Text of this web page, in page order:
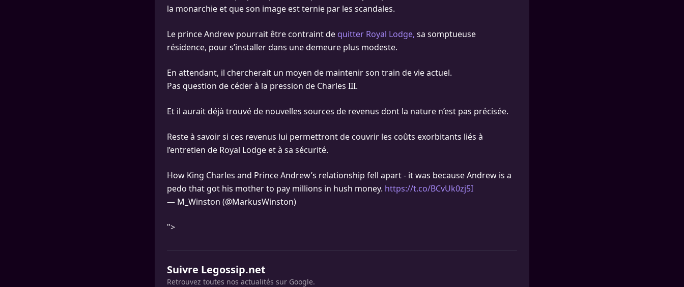
la monarchie et que son image est ternie par les scandales.
Le prince Andrew pourrait être contraint de quitter Royal Lodge, sa somptueuse
résidence, pour s’installer dans une demeure plus modeste.
En attendant, il chercherait un moyen de maintenir son train de vie actuel.
Pas question de céder à la pression de Charles III.
Et il aurait déjà trouvé de nouvelles sources de revenus dont la nature n’est pas précisée.
Reste à savoir si ces revenus lui permettront de couvrir les coûts exorbitants liés à
l’entretien de Royal Lodge et à sa sécurité.
How King Charles and Prince Andrew’s relationship fell apart - it was because Andrew is a
pedo that got his mother to pay millions in hush money. https://t.co/BCvUk0zj5I
— M_Winston (@MarkusWinston)
">
Suivre Legossip.net
Retrouvez toutes nos actualités sur Google.